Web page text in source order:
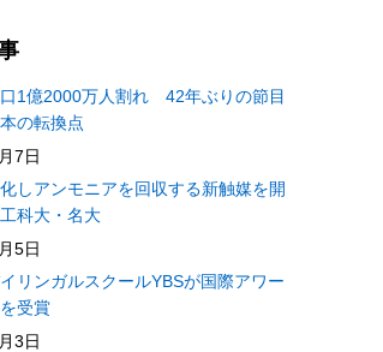
1億2000万人割れ 42年ぶりの節目
の転換点
7日
しアンモニアを回収する新触媒を開
科大・名大
5日
リンガルスクールYBSが国際アワー
受賞
3日